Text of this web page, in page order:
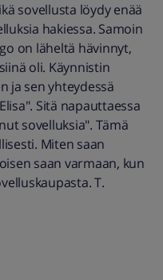
sovellusta löydy enää
hakiessa. Samoin
on läheltä hävinnyt,
oli. Käynnistin
ja sen yhteydessä
Sitä napauttaessa
sovelluksia". Tämä
Miten saan
saan varmaan, kun
T.